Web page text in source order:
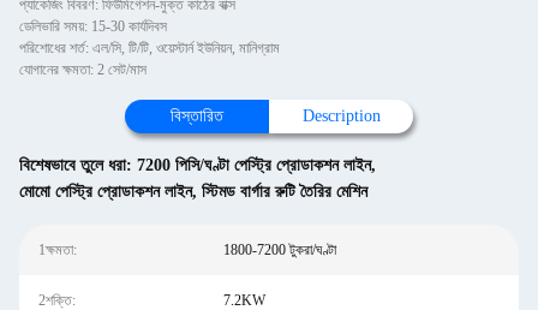
প্যাকেজিং বিবরণ: ফিউমিগেশন-মুক্ত কাঠের বাক্স
ডেলিভারি সময়: 15-30 কার্যদিবস
পরিশোধের শর্ত: এল/সি, টি/টি, ওয়েস্টার্ন ইউনিয়ন, মানিগ্রাম
যোগানের ক্ষমতা: 2 সেট/মাস
বিস্তারিত Description
বিশেষভাবে তুলে ধরা: 7200 পিসি/ঘণ্টা পেস্ট্রি প্রোডাকশন লাইন,
মোমো পেস্ট্রি প্রোডাকশন লাইন, স্টিমড বার্গার রুটি তৈরির মেশিন
1ক্ষমতা: 1800-7200 টুকরা/ঘণ্টা
2শক্তি: 7.2KW